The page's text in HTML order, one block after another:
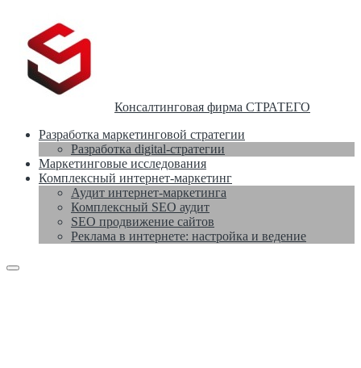
Консалтинговая фирма СТРАТЕГО
Разработка маркетинговой стратегии
Разработка digital-стратегии
Маркетинговые исследования
Комплексный интернет-маркетинг
Аудит интернет-маркетинга
Комплексный SEO аудит
SEO продвижение сайтов
Реклама в интернете: настройка и ведение